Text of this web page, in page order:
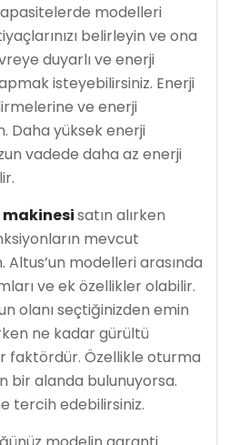
modelleri
belirleyin ve ona
duyarlı ve enerji
isteyebilirsiniz. Enerji
ve enerji
Daha yüksek enerji
vadede daha az enerji
satın alırken
mevcut
modelleri arasında
ve ek özellikler olabilir.
olanı seçtiğinizden emin
ne kadar gürültü
faktördür. Özellikle oturma
bir alanda bulunuyorsa.
tercih edebilirsiniz.